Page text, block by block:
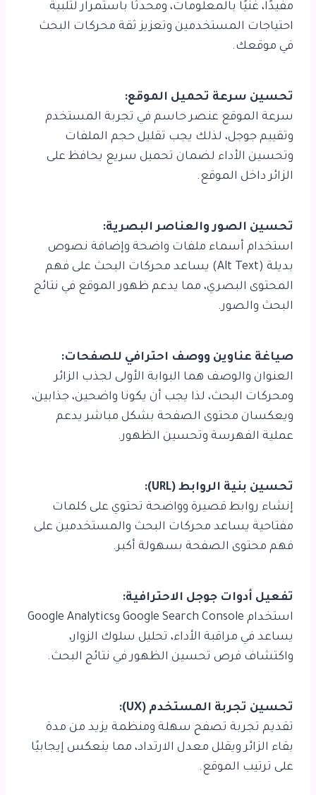
مفيدًا، غنيًا بالمعلومات، ومحدثًا باستمرار لتلبية
احتياجات المستخدمين وتعزيز ثقة محركات البحث
في موقعك.
تحسين سرعة تحميل الموقع:
سرعة الموقع عنصر حاسم في تجربة المستخدم
وتقييم جوجل، لذلك يجب تقليل حجم الملفات
وتحسين الأداء لضمان تحميل سريع يحافظ على
الزائر داخل الموقع.
تحسين الصور والعناصر البصرية:
استخدام أسماء ملفات واضحة وإضافة نصوص
بديلة (Alt Text) يساعد محركات البحث على فهم
المحتوى البصري، مما يدعم ظهور الموقع في نتائج
البحث والصور.
صياغة عناوين ووصف احترافي للصفحات:
العنوان والوصف هما البوابة الأولى لجذب الزائر
ومحركات البحث، لذا يجب أن يكونا واضحين، جذابين،
ويعكسان محتوى الصفحة بشكل مباشر يدعم
عملية الفهرسة وتحسين الظهور.
تحسين بنية الروابط (URL):
إنشاء روابط قصيرة وواضحة تحتوي على كلمات
مفتاحية يساعد محركات البحث والمستخدمين على
فهم محتوى الصفحة بسهولة أكبر.
تفعيل أدوات جوجل الاحترافية:
استخدام Google Search Console وGoogle Analytics
يساعد في مراقبة الأداء، تحليل سلوك الزوار،
واكتشاف فرص تحسين الظهور في نتائج البحث.
تحسين تجربة المستخدم (UX):
تقديم تجربة تصفح سهلة ومنظمة يزيد من مدة
بقاء الزائر ويقلل معدل الارتداد، مما ينعكس إيجابيًا
على ترتيب الموقع.